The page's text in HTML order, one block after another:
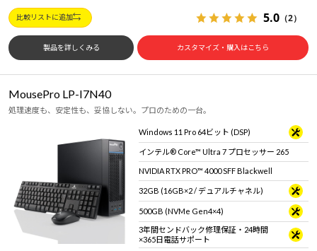
比較リストに追加 5.0 （2）
製品を詳しくみる カスタマイズ・購入はこちら
MousePro LP-I7N40
処理速度も、安定性も、妥協しない。プロのための一台。
Windows 11 Pro 64ビット (DSP)
インテル® Core™ Ultra 7 プロセッサー 265
NVIDIA RTX PRO™ 4000 SFF Blackwell
32GB (16GB×2 / デュアルチャネル)
500GB (NVMe Gen4×4)
3年間センドバック修理保証・24時間
×365日電話サポート